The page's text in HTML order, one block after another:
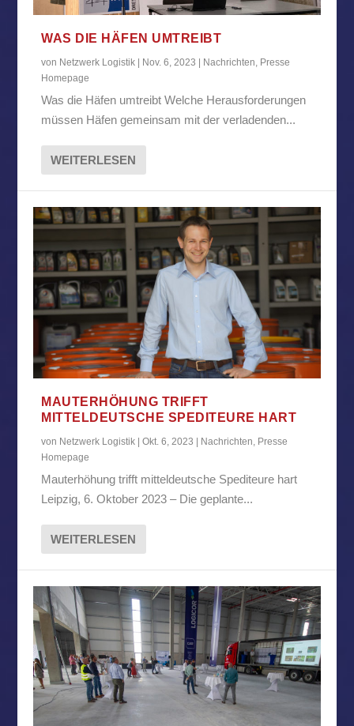
WAS DIE HÄFEN UMTREIBT
von Netzwerk Logistik | Nov. 6, 2023 | Nachrichten Presse
Homepage
Was die Häfen umtreibt Welche Herausforderungen
müssen Häfen gemeinsam mit der verladenden...
WEITERLESEN
MAUTERHÖHUNG TRIFFT
MITTELDEUTSCHE SPEDITEURE HART
von Netzwerk Logistik |Okt. 6, 2023 Nachrichten, Presse
Homepage
Mauterhöhung trifft mitteldeutsche Spediteure hart
Leipzig, 6. Oktober 2023 – Die geplante...
WEITERLESEN